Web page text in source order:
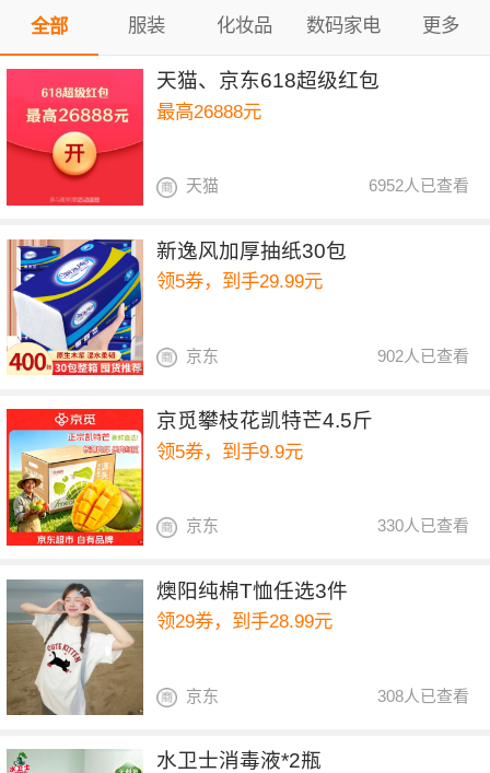
全部 服装 化妆品 数码家电 更多
天猫、京东618超级红包
最高26888元
6952人已查看
天猫
新逸风加厚抽纸30包
领5券，到手29.99元
902人已查看
京东
京觅攀枝花凯特芒4.5斤
领5券，到手9.9元
330人已查看
京东
燠阳纯棉T恤任选3件
领29券，到手28.99元
308人已查看
京东
水卫士消毒液*2瓶